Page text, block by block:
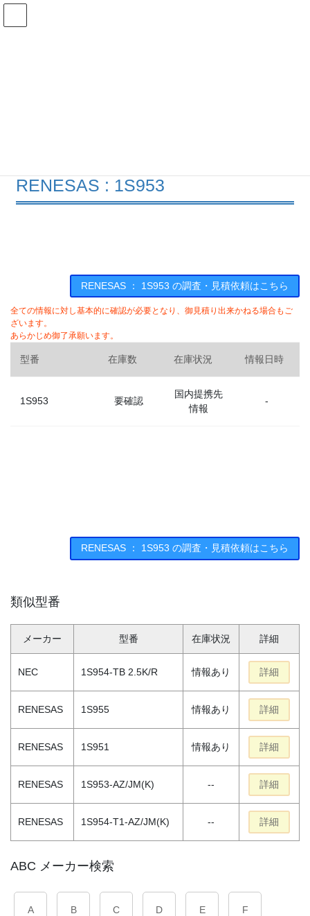
コ
ナ
RENESAS : 1S953
RENESAS ： 1S953 の調査・見積依頼はこちら
全ての情報に対し基本的に確認が必要となり、御見積り出来かねる場合もご
ざいます。
あらかじめ御了承願います。
型番 在庫数 在庫状況 情報日時
1S953 要確認
国内提携先
情報
-
RENESAS ： 1S953 の調査・見積依頼はこちら
類似型番
メーカー 型番 在庫状況 詳細
NEC 1S954-TB 2.5K/R 情報あり 詳細
RENESAS 1S955 情報あり 詳細
RENESAS 1S951 情報あり 詳細
RENESAS 1S953-AZ/JM(K) -- 詳細
RENESAS 1S954-T1-AZ/JM(K) -- 詳細
ABC メーカー検索
A B C D E F